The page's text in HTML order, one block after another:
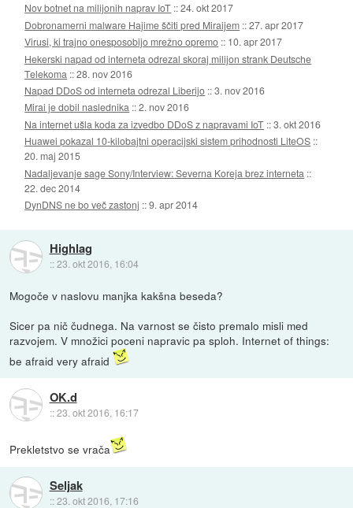
Nov botnet na milijonih naprav IoT ::24. okt 2017
Dobronamerni malware Hajime ščiti pred Miraijem ::27. apr 2017
Virusi, ki trajno onesposobijo mrežno opremo :: 10. apr 2017
Hekerski napad od interneta odrezal skoraj milijon strank Deutsche
Telekoma ::28. nov 2016
Napad DDoS od interneta odrezal Liberijo ::3. nov 2016
Mirai je dobil naslednika ::2. nov 2016
Na internet ušla koda za izvedbo DDoS z napravami IoT ::3. okt 2016
Huawei pokazal 10-kilobajtni operacijski sistem prihodnosti LiteOS ::
20. maj 2015
Nadaljevanje sage Sony/Interview: Severna Koreja brez interneta ::
22. dec 2014
DynDNS ne bo več zastonj ::9. apr 2014
Highlag
::23. okt 2016, 16:04
Mogoče v naslovu manjka kakšna beseda?
Sicer pa nič čudnega. Na varnost se čisto premalo misli med
razvojem. V množici poceni napravic pa sploh. Internet of things:
be afraid very afraid
OK.d
::23. okt 2016, 16:17
Prekletstvo se vrača
Seljak
::23. okt 2016, 17:16